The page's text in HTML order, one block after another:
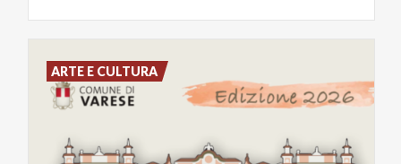
ARTE E CULTURA